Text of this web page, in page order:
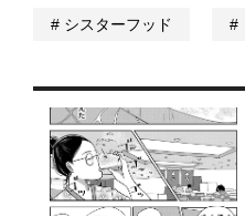
シスターフッド